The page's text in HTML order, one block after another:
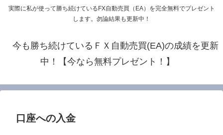
実際に私が使って勝ち続けているFX自動売買（EA）を完全無料でプレゼント
します。勿論結果も更新中！
今も勝ち続けているＦＸ自動売買(EA)の成績を更新
中！【今なら無料プレゼント！】
口座への入金